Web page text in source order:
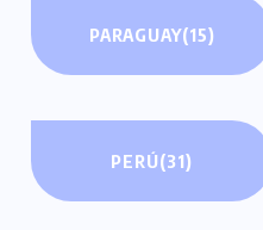
PARAGUAY(15)
PERÚ(31)